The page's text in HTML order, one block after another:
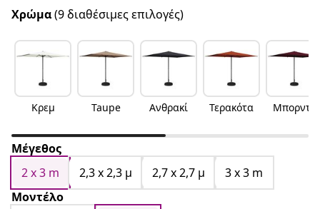
Χρώμα(9 διαθέσιμες επιλογές)
Κρεμ Taupe Ανθρακί Τερακότα Μπορντό
Μέγεθος
2 x 3 m
2,3 x 2,3 μ 2,7 x 2,7 μ
3 x 3 m
Μοντέλο